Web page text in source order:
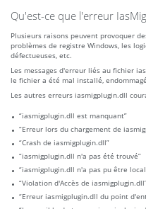
Qu'est-ce que l'erreur
Plusieurs raisons peuvent provoquer
problèmes de registre Windows, les
défectueuses, etc.
Les messages d'erreur liés au fichier
le fichier a été mal installé,
Les autres erreurs iasmigplugin.dll
“iasmigplugin.dll est manquant”
“Erreur lors du chargement de
“Crash de iasmigplugin.dll”
“iasmigplugin.dll n'a pas été trouvé”
“iasmigplugin.dll n'a pas pu être
“Violation d'Accès de
“Erreur iasmigplugin.dll du point